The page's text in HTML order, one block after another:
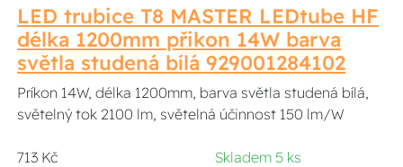
LED trubice T8 MASTER LEDtube HF
délka 1200mm přikon 14W barva
světla studená bílá 929001284102
Príkon 14W, délka 1200mm, barva světla studená bílá,
světelný tok 2100 lm, světelná účinnost 150 lm/W
713 Kč
Skladem 5 ks